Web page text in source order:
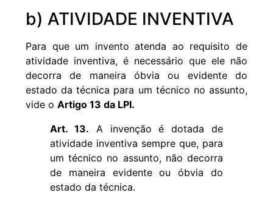
b) ATIVIDADE INVENTIVA
Para que um invento atenda ao requisito de
atividade inventiva, é necessário que ele não
decorra de maneira óbvia ou evidente do
estado da técnica para um técnico no assunto,
vide o Artigo 13 da LPI.
Art. 13. A invenção é dotada de
atividade inventiva sempre que, para
um técnico no assunto, não decorra
de maneira evidente ou óbvia do
estado da técnica.